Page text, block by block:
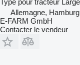
Allemagne, Hamburg
E-FARM GmbH
Contacter le vendeur